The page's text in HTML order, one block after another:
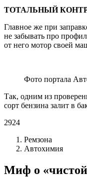
ТОТАЛЬНЫЙ
Главное же при
не забывать про
от него мотор своей
Фото портала
Так, одним из
сорт бензина залит в
2924
Ремзона
Автохимия
Миф о